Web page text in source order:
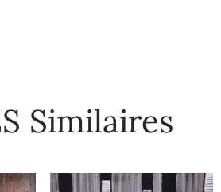
Similaires